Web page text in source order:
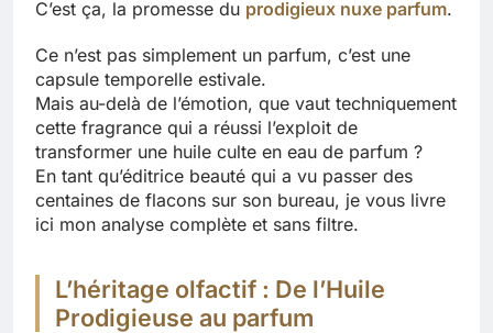
C’est ça, la promesse du prodigieux nuxe parfum.
Ce n’est pas simplement un parfum, c’est une
capsule temporelle estivale.
Mais au-delà de l’émotion, que vaut techniquement
cette fragrance qui a réussi l’exploit de
transformer une huile culte en eau de parfum ?
En tant qu’éditrice beauté qui a vu passer des
centaines de flacons sur son bureau, je vous livre
ici mon analyse complète et sans filtre.
L’héritage olfactif : De l’Huile
Prodigieuse au parfum